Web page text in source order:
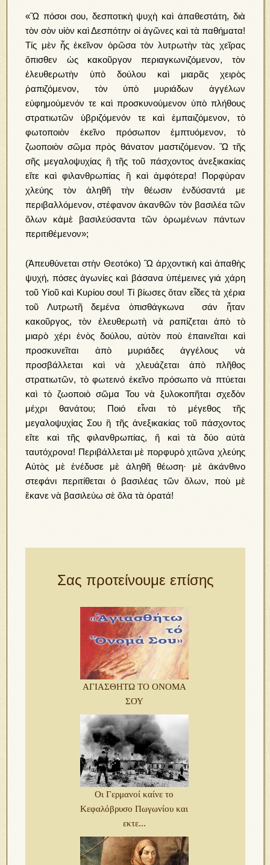
«Ὢ πόσοι σου, δεσποτικὴ ψυχὴ καὶ ἀπαθεστάτη, διὰ
τὸν σὸν υἱὸν καὶ Δεσπότην οἱ ἀγῶνες καὶ τὰ παθήματα!
Τίς μὲν ἧς ἐκεῖνον ὁρῶσα τὸν λυτρωτὴν τὰς χεῖρας
ὄπισθεν ὡς κακοῦργον περιαγκωνιζόμενον, τὸν
ἐλευθερωτὴν ὑπὸ δούλου καὶ μιαρᾶς χειρὸς
ῥαπιζόμενον, τὸν ὑπὸ μυριάδων ἀγγέλων
εὐφημούμενόν τε καὶ προσκυνούμενον ὑπὸ πλήθους
στρατιωτῶν ὑβριζόμενόν τε καὶ ἐμπαιζόμενον, τὸ
φωτοποιὸν ἐκεῖνο πρόσωπον ἐμπτυόμενον, τὸ
ζωοποιὸν σῶμα πρὸς θάνατον μαστιζόμενον. Ὢ τῆς
σῆς μεγαλοψυχίας ἢ τῆς τοῦ πάσχοντος ἀνεξικακίας
εἴτε καὶ φιλανθρωπίας ἢ καὶ ἀμφότερα! Πορφύραν
χλεύης τὸν ἀληθῆ τὴν θέωσιν ἐνδύσαντά με
περιβαλλόμενον, στέφανον ἀκανθῶν τὸν βασιλέα τῶν
ὅλων κἀμὲ βασιλεύσαντα τῶν ὁρωμένων πάντων
περιτιθέμενον»;
(Ἀπευθύνεται στὴν Θεοτόκο) Ὣ ἀρχοντικὴ καὶ ἀπαθὴς
ψυχή, πόσες ἀγωνίες καὶ βάσανα ὑπέμεινες γιά χάρη
τοῦ Υἱοῦ καὶ Κυρίου σου! Τί βίωσες ὅταν εἶδες τὰ χέρια
τοῦ Λυτρωτῆ δεμένα ὀπισθάγκωνα σάν ἦταν
κακοῦργος, τὸν ἐλευθερωτὴ νὰ ραπίζεται ἀπὸ τὸ
μιαρὸ χέρι ἑνὸς δούλου, αὐτὸν ποὺ ἐπαινεῖται καὶ
προσκυνεῖται ἀπὸ μυριάδες ἀγγέλους νὰ
προσβάλλεται καὶ νὰ χλευάζεται ἀπὸ πλῆθος
στρατιωτῶν, τὸ φωτεινό ἐκεῖνο πρόσωπο νὰ πτύεται
καὶ τὸ ζωοποιὸ σῶμα Του νὰ ξυλοκοπῆται σχεδὸν
μέχρι θανάτου; Ποιό εἶναι τὸ μέγεθος τῆς
μεγαλοψυχίας Σου ἢ τῆς ἀνεξικακίας τοῦ πάσχοντος
εἴτε καὶ τῆς φιλανθρωπίας, ἤ καὶ τὰ δύο αὐτὰ
ταυτόχρονα! Περιβάλλεται μὲ πορφυρὸ χιτῶνα χλεύης
Αὐτὸς μὲ ἐνέδυσε μὲ ἀληθῆ θέωση· μὲ ἀκάνθινο
στεφάνι περιτίθεται ὁ βασιλέας τῶν ὅλων, ποὺ μὲ
ἔκανε νὰ βασιλεύω σὲ ὅλα τὰ ὁρατά!
Σας προτείνουμε επίσης
ΑΓΙΑΣΘΗΤΩ ΤΟ ΟΝΟΜΑ
ΣΟΥ
Οι Γερμανοί καίνε το
Κεφαλόβρυσο Πωγωνίου και
εκτε...